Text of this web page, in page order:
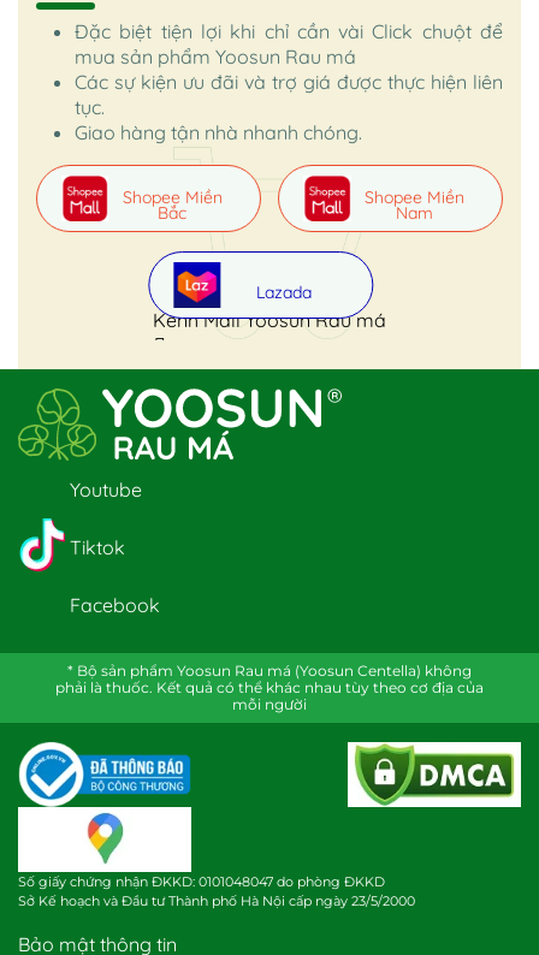
Đặc biệt tiện lợi khi chỉ cần vài Click chuột để
mua sản phẩm Yoosun Rau má
Các sự kiện ưu đãi và trợ giá được thực hiện liên
tục.
Giao hàng tận nhà nhanh chóng.
Kênh Mall Yoosun Rau má
Shopee Miền
Bắc
Shopee Miền
Nam
Lazada
Youtube
Tiktok
Facebook
* Bộ sản phẩm Yoosun Rau má (Yoosun Centella) không
phải là thuốc. Kết quả có thể khác nhau tùy theo cơ địa của
mỗi người
Số giấy chứng nhận ĐKKD: 0101048047 do phòng ĐKKD
Sở Kế hoạch và Đầu tư Thành phố Hà Nội cấp ngày 23/5/2000
Bảo mật thông tin